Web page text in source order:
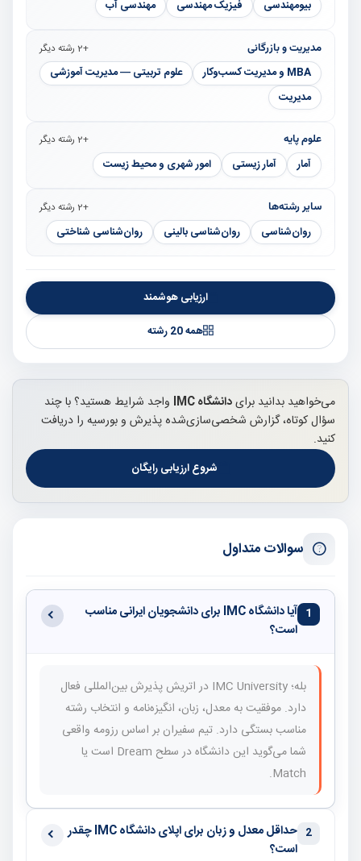
بیومهندسی فیزیک مهندسی مهندسی آب
مدیریت و بازرگانی +2 رشته دیگر
MBA و مدیریت کسب‌وکار
علوم تربیتی — مدیریت آموزشی
مدیریت
علوم پایه +2 رشته دیگر
آمار آمار زیستی امور شهری و محیط زیست
سایر رشته‌ها +2 رشته دیگر
روان‌شناسی روان‌شناسی بالینی روان‌شناسی شناختی
ارزیابی هوشمند
همه 20 رشته
می‌خواهید بدانید برایدانشگاه IMC
واجد شرایط هستید؟ با چند
سؤال کوتاه، گزارش شخصی‌سازی‌شده پذیرش و بورسیه را دریافت
کنید.
شروع ارزیابی رایگان
سوالات متداول
1
آیا دانشگاه IMC برای دانشجویان ایرانی مناسب
است؟
بله؛ IMC University در اتریش پذیرش بین‌المللی فعال
دارد. موفقیت به معدل، زبان، انگیزه‌نامه و انتخاب رشته
مناسب بستگی دارد. تیم سفیران بر اساس رزومه واقعی
شما می‌گوید این دانشگاه در سطح Dream است یا
Match.
2
حداقل معدل و زبان برای اپلای دانشگاه IMC چقدر
است؟